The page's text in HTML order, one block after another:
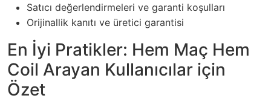
Satıcı değerlendirmeleri ve garanti koşulları
Orijinallik kanıtı ve üretici garantisi
En İyi Pratikler: Hem Maç Hem
Coil Arayan Kullanıcılar için
Özet